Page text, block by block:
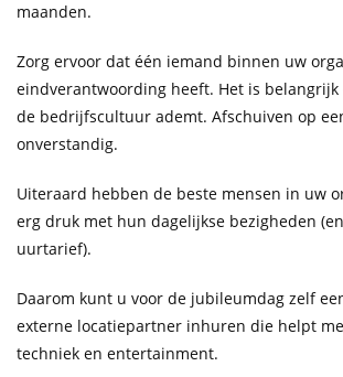
maanden.
Zorg ervoor dat één iemand binnen uw
eindverantwoording heeft. Het is belangrijk
de bedrijfscultuur ademt. Afschuiven op
onverstandig.
Uiteraard hebben de beste mensen in uw
erg druk met hun dagelijkse bezigheden
uurtarief).
Daarom kunt u voor de jubileumdag zelf
externe locatiepartner inhuren die helpt
techniek en entertainment.